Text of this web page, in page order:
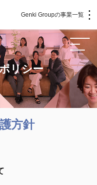
Genki Groupの事業一覧
リシー
方針